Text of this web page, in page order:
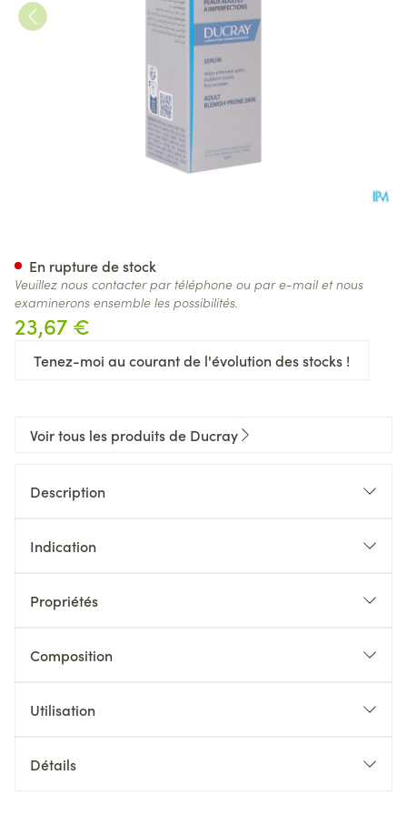
23,67 €
Tenez-moi au courant de l'évolution des stocks !
En rupture de stock
Veuillez nous contacter par téléphone ou par e-mail et nous
examinerons ensemble les possibilités.
Voir tous les produits de Ducray
Description
Indication
Propriétés
Composition
Utilisation
Détails